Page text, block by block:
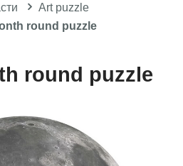
Art puzzle
round puzzle
round puzzle